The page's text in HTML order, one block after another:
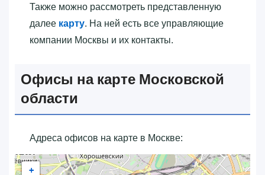
Также можно рассмотреть представленную
далее карту. На ней есть все управляющие
компании Москвы и их контакты.
Офисы на карте Московской
области
Адреса офисов на карте в Москве:
+